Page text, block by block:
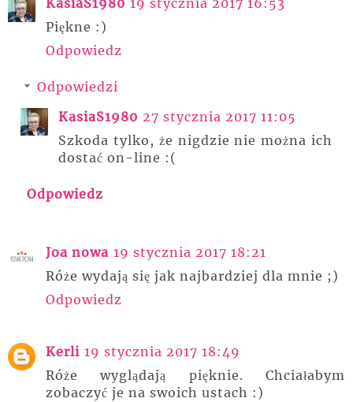
KasiaS1980 19 stycznia 2017 16:53
Piękne :)
Odpowiedz
Odpowiedzi
KasiaS1980 27 stycznia 2017 11:05
Szkoda tylko, że nigdzie nie można ich
dostać on-line :(
Odpowiedz
Joa nowa 19 stycznia 2017 18:21
Róże wydają się jak najbardziej dla mnie ;)
Odpowiedz
Kerli 19 stycznia 2017 18:49
Róże wyglądają pięknie. Chciałabym
zobaczyć je na swoich ustach :)